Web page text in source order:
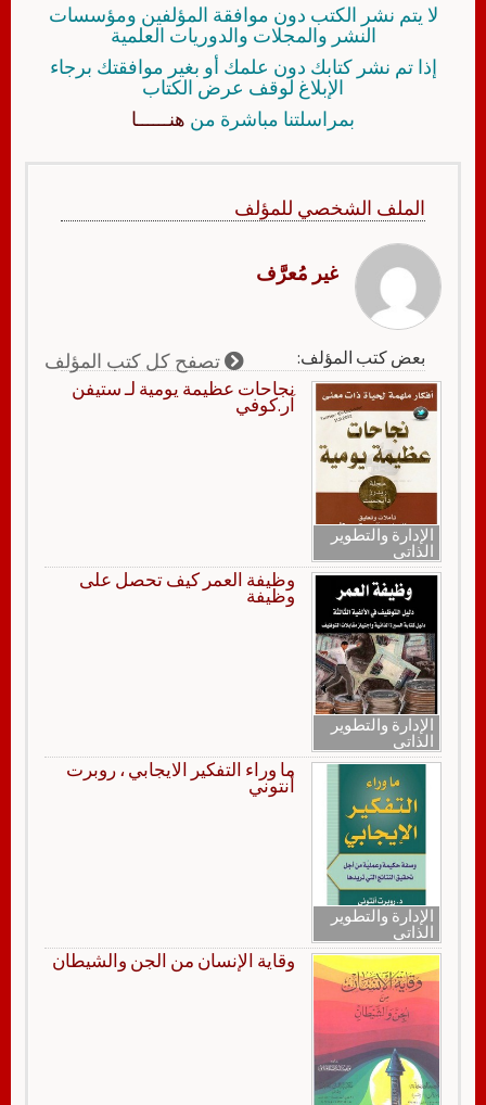
لا يتم نشر الكتب دون موافقة المؤلفين ومؤسسات
النشر والمجلات والدوريات العلمية
إذا تم نشر كتابك دون علمك أو بغير موافقتك برجاء
الإبلاغ لوقف عرض الكتاب
بمراسلتنا مباشرة من هنــــــا
الملف الشخصي للمؤلف
غير مُعرَّف
بعض كتب المؤلف: تصفح كل كتب المؤلف
الإدارة والتطوير
الذاتي
نجاحات عظيمة يومية لـ ستيفن
آر.كوفي
الإدارة والتطوير
الذاتي
وظيفة العمر كيف تحصل على
وظيفة
الإدارة والتطوير
الذاتي
ما وراء التفكير الايجابي ، روبرت
أنتوني
وقاية الإنسان من الجن والشيطان